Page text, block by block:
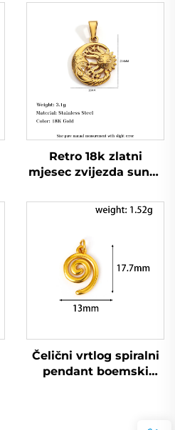
Retro 18k zlatni
mjesec zvijezda sunce
prirodna tema nakit
Čelični vrtlog spiralni
pendant boemski